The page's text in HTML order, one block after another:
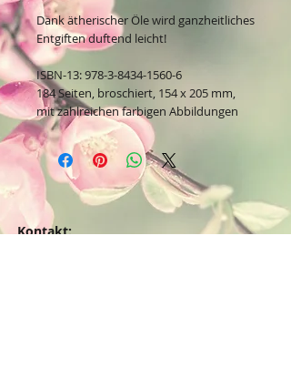
Dank ätherischer Öle wird ganzheitliches
Entgiften duftend leicht!
ISBN-13: 978-3-8434-1560-6
184 Seiten, broschiert, 154 x 205 mm,
mit zahlreichen farbigen Abbildungen
Kontakt: